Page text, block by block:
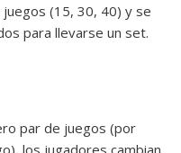
(15, 30, 40) y se
para llevarse un set.
par de juegos (por